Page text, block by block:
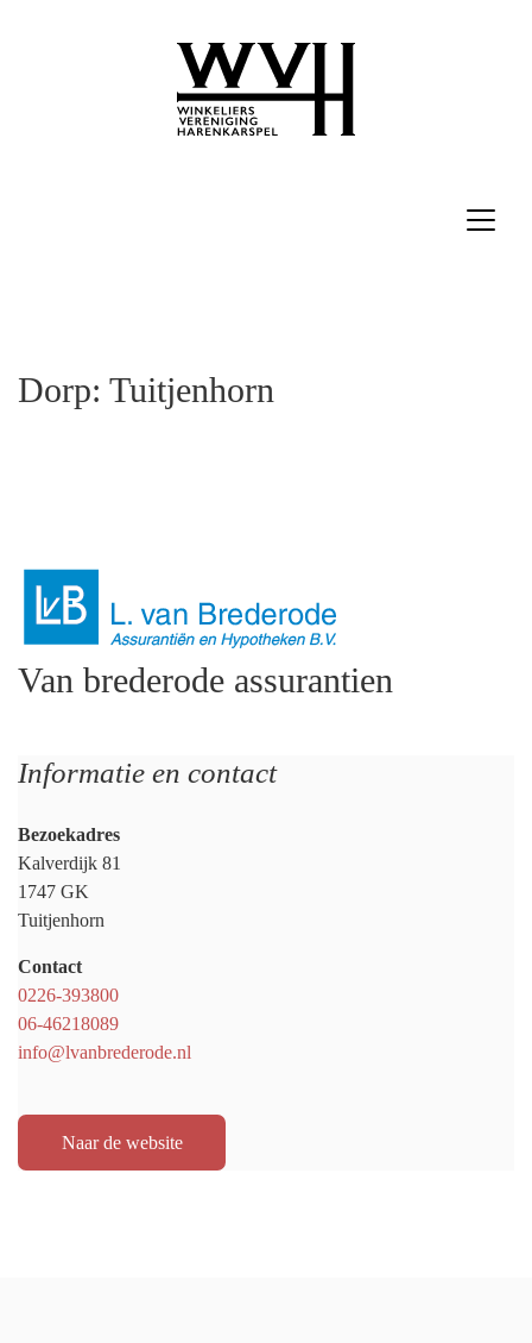
Dorp: Tuitjenhorn
Van brederode assurantien
Informatie en contact
Bezoekadres
Kalverdijk 81
1747 GK
Tuitjenhorn
Contact
0226-393800
06-46218089
info@lvanbrederode.nl
Naar de website